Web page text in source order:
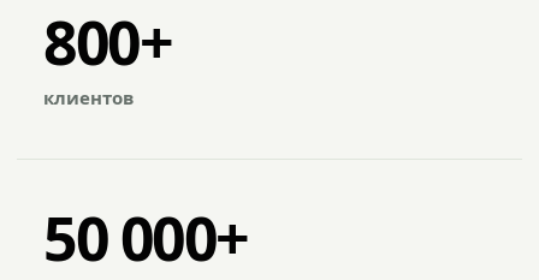
800+
клиентов
50 000+